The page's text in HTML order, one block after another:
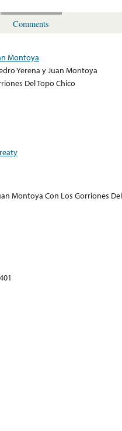
Comments
Montoya
Yerena y Juan Montoya
Del Topo Chico
Montoya Con Los Gorriones